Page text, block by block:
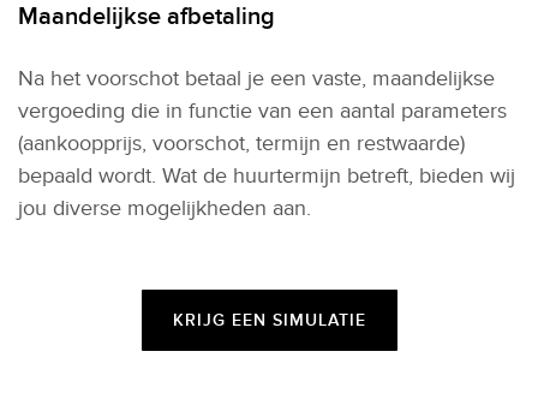
Maandelijkse afbetaling
Na het voorschot betaal je een vaste, maandelijkse
vergoeding die in functie van een aantal parameters
(aankoopprijs, voorschot, termijn en restwaarde)
bepaald wordt. Wat de huurtermijn betreft, bieden wij
jou diverse mogelijkheden aan.
KRIJG EEN SIMULATIE